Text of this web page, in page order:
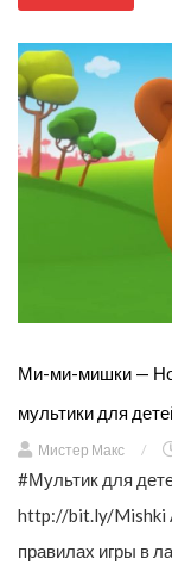
Ми-ми-мишки —
мультики для
Мистер Макс /
#Мультик для
http://bit.ly/Mishki
правилах игры в